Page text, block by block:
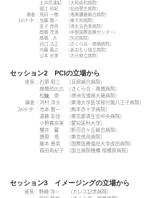
演者：
ｺﾒﾝﾃｰﾀｰ：
土井尻達紀
堀江 和紀
飛田 一樹
加藤 隆一
金子 伸吾
高橋 茂清
高橋 大
谷口 法正
内藤 貴之
山本 光孝
（大和成和病院）
（仙台厚生病院）
（湘南鎌倉総合病院）
（東大和病院）
（済生会西条病院）
（中部国際医療センター）
（矢吹病院）
（さくら会・高橋病院）
（あおもり協立病院）
（大分県立病院）
セッション2 PCIの立場から
座長：
演者：
ｺﾒﾝﾃｰﾀｰ：
（耳原総合病院）
（さくら会・高橋病院）
（徳洲会湘南大磯病院）
（東海大学医学部付属八王子病院）
（熊本赤十字病院）
（東京都済生会中央病院）
（愛知医科大学）
（新百合ヶ丘総合病院）
（東京曳舟病院）
（国際医療福祉大学成田病院）
（国立病院機構 相模原病院）
石原 昭三
高橋玲比古
松隂 崇
河村 洋太
池本 智一
遠藤 彩佳
小野真奈美
櫻井 馨
唐原 悟
藤本 善英
森田有紀子
セッション3 イメージングの立場から
座長： 野崎 洋一
（カレス記念病院）